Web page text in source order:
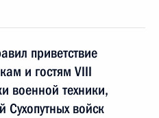
приветствие
и гостям VIII
военной техники,
Сухопутных войск